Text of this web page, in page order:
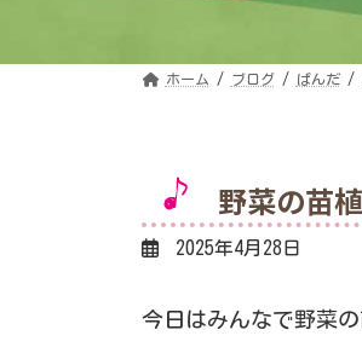
ホーム ブログ ぱんだ
野菜の苗
2025年4月28日
今日はみんなで野菜